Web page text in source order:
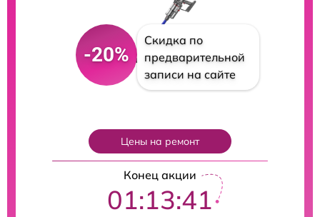
-20%
Скидка по
предварительной
записи на сайте
Цены на ремонт
Конец акции
01:13:40